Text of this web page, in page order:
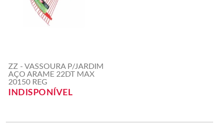
ZZ - VASSOURA P/JARDIM
AÇO ARAME 22DT MAX
20150 REG
INDISPONÍVEL